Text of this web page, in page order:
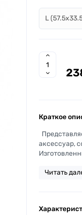
Краткое
аксессуар,
Читать